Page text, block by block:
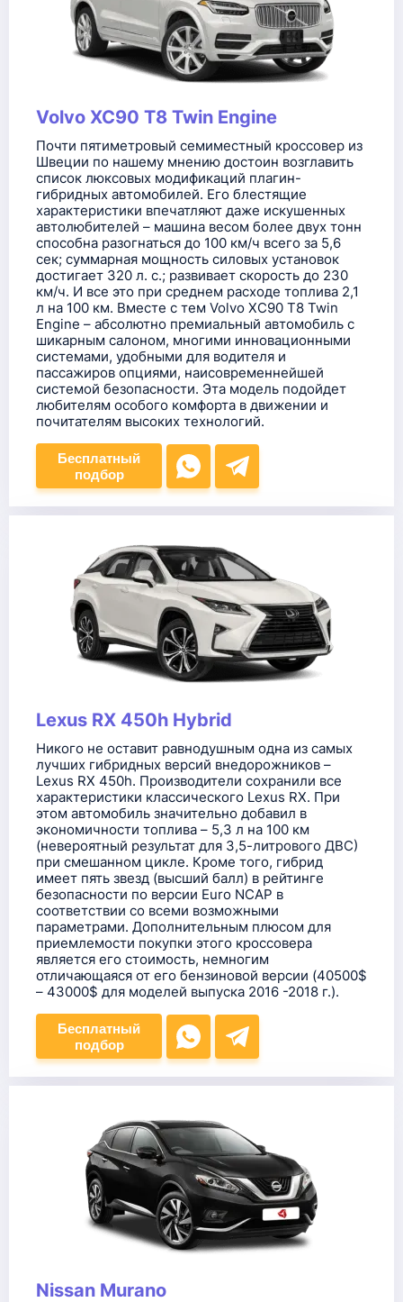
Volvo XC90 T8 Twin Engine
Почти пятиметровый семиместный кроссовер из
Швеции по нашему мнению достоин возглавить
список люксовых модификаций плагин-
гибридных автомобилей. Его блестящие
характеристики впечатляют даже искушенных
автолюбителей – машина весом более двух тонн
способна разогнаться до 100 км/ч всего за 5,6
сек; суммарная мощность силовых установок
достигает 320 л. с.; развивает скорость до 230
км/ч. И все это при среднем расходе топлива 2,1
л на 100 км. Вместе с тем Volvo XC90 T8 Twin
Engine – абсолютно премиальный автомобиль с
шикарным салоном, многими инновационными
системами, удобными для водителя и
пассажиров опциями, наисовременнейшей
системой безопасности. Эта модель подойдет
любителям особого комфорта в движении и
почитателям высоких технологий.
Бесплатный
подбор
Lexus RX 450h Hybrid
Никого не оставит равнодушным одна из самых
лучших гибридных версий внедорожников –
Lexus RX 450h. Производители сохранили все
характеристики классического Lexus RX. При
этом автомобиль значительно добавил в
экономичности топлива – 5,3 л на 100 км
(невероятный результат для 3,5-литрового ДВС)
при смешанном цикле. Кроме того, гибрид
имеет пять звезд (высший балл) в рейтинге
безопасности по версии Euro NCAP в
соответствии со всеми возможными
параметрами. Дополнительным плюсом для
приемлемости покупки этого кроссовера
является его стоимость, немногим
отличающаяся от его бензиновой версии (40500$
– 43000$ для моделей выпуска 2016 -2018 г.).
Бесплатный
подбор
Nissan Murano